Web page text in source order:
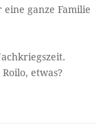
ganze Familie
etwas?